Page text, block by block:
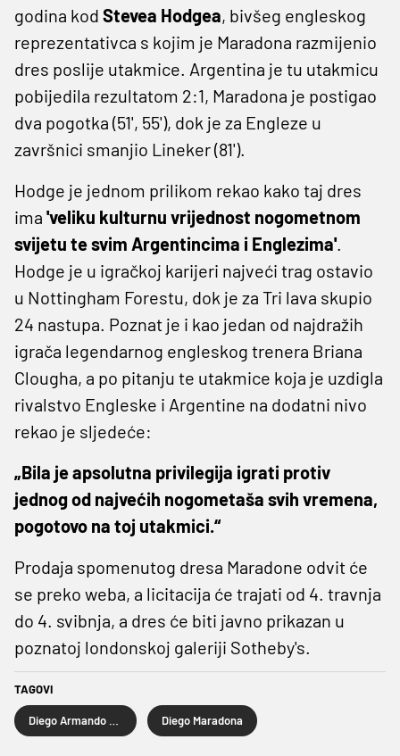
godina kod Stevea Hodgea, bivšeg engleskog
reprezentativca s kojim je Maradona razmijenio
dres poslije utakmice. Argentina je tu utakmicu
pobijedila rezultatom 2:1, Maradona je postigao
dva pogotka (51', 55'), dok je za Engleze u
završnici smanjio Lineker (81').
Hodge je jednom prilikom rekao kako taj dres
ima 'veliku kulturnu vrijednost nogometnom
svijetu te svim Argentincima i Englezima'.
Hodge je u igračkoj karijeri najveći trag ostavio
u Nottingham Forestu, dok je za Tri lava skupio
24 nastupa. Poznat je i kao jedan od najdražih
igrača legendarnog engleskog trenera Briana
Clougha, a po pitanju te utakmice koja je uzdigla
rivalstvo Engleske i Argentine na dodatni nivo
rekao je sljedeće:
„Bila je apsolutna privilegija igrati protiv
jednog od najvećih nogometaša svih vremena,
pogotovo na toj utakmici.“
Prodaja spomenutog dresa Maradone odvit će
se preko weba, a licitacija će trajati od 4. travnja
do 4. svibnja, a dres će biti javno prikazan u
poznatoj londonskoj galeriji Sotheby's.
TAGOVI
Diego Maradona